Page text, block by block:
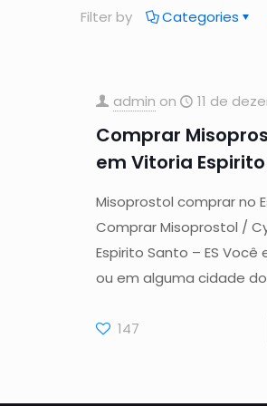
Filter by Categories
admin on 11 de
Comprar
em Vitoria Espirito
Misoprostol comprar no
Comprar Misoprostol /
Espirito Santo – ES Você
ou em alguma cidade do
147